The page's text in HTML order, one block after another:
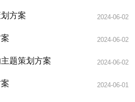
方案 2024-06-02
2024-06-02
题策划方案 2024-06-02
2024-06-01